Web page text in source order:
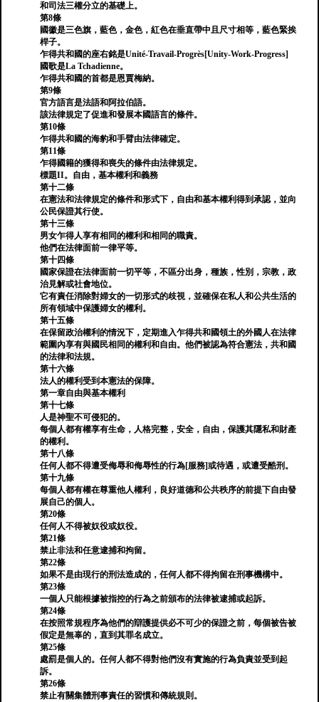
和司法三權分立的基礎上。
第8條
國徽是三色旗，藍色，金色，紅色在垂直帶中且尺寸相等，藍色緊挨
桿子。
乍得共和國的座右銘是Unité-Travail-Progrès[Unity-Work-Progress]
國歌是La Tchadienne。
乍得共和國的首都是恩賈梅納。
第9條
官方語言是法語和阿拉伯語。
該法律規定了促進和發展本國語言的條件。
第10條
乍得共和國的海豹和手臂由法律確定。
第11條
乍得國籍的獲得和喪失的條件由法律規定。
標題II。自由，基本權利和義務
第十二條
在憲法和法律規定的條件和形式下，自由和基本權利得到承認，並向
公民保證其行使。
第十三條
男女乍得人享有相同的權利和相同的職責。
他們在法律面前一律平等。
第十四條
國家保證在法律面前一切平等，不區分出身，種族，性別，宗教，政
治見解或社會地位。
它有責任消除對婦女的一切形式的歧視，並確保在私人和公共生活的
所有領域中保護婦女的權利。
第十五條
在保留政治權利的情況下，定期進入乍得共和國領土的外國人在法律
範圍內享有與國民相同的權利和自由。他們被認為符合憲法，共和國
的法律和法規。
第十六條
法人的權利受到本憲法的保障。
第一章自由與基本權利
第十七條
人是神聖不可侵犯的。
每個人都有權享有生命，人格完整，安全，自由，保護其隱私和財產
的權利。
第十八條
任何人都不得遭受侮辱和侮辱性的行為[服務]或待遇，或遭受酷刑。
第十九條
每個人都有權在尊重他人權利，良好道德和公共秩序的前提下自由發
展自己的個人。
第20條
任何人不得被奴役或奴役。
第21條
禁止非法和任意逮捕和拘留。
第22條
如果不是由現行的刑法造成的，任何人都不得拘留在刑事機構中。
第23條
一個人只能根據被指控的行為之前頒布的法律被逮捕或起訴。
第24條
在按照常規程序為他們的辯護提供必不可少的保證之前，每個被告被
假定是無辜的，直到其罪名成立。
第25條
處罰是個人的。任何人都不得對他們沒有實施的行為負責並受到起
訴。
第26條
禁止有關集體刑事責任的習慣和傳統規則。